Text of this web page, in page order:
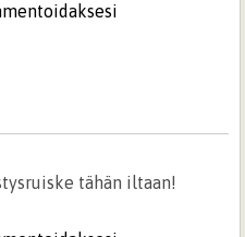
tähän iltaan!